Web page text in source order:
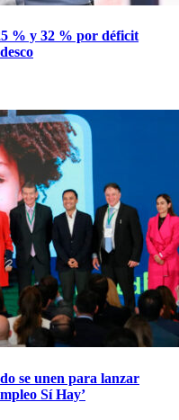
% y 32 % por déficit
se unen para lanzar
Sí Hay’